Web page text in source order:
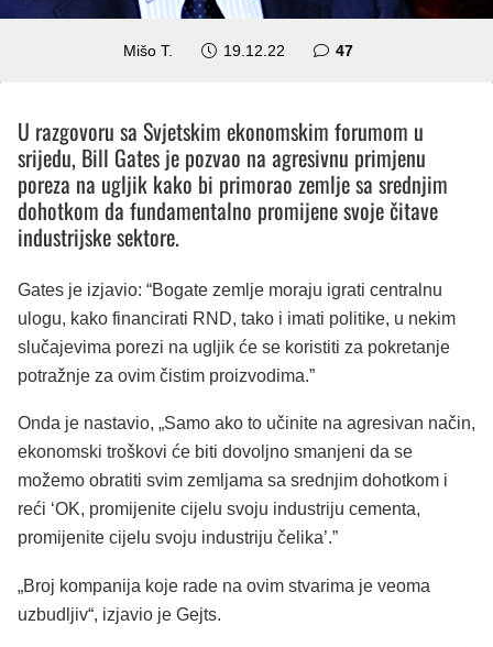
Mišo T. 19.12.22 47komentara
U razgovoru sa Svjetskim ekonomskim forumom u
srijedu, Bill Gates je pozvao na agresivnu primjenu
poreza na ugljik kako bi primorao zemlje sa srednjim
dohotkom da fundamentalno promijene svoje čitave
industrijske sektore.
Gates je izjavio: “Bogate zemlje moraju igrati centralnu
ulogu, kako financirati RND, tako i imati politike, u nekim
slučajevima porezi na ugljik će se koristiti za pokretanje
potražnje za ovim čistim proizvodima.”
Onda je nastavio, „Samo ako to učinite na agresivan način,
ekonomski troškovi će biti dovoljno smanjeni da se
možemo obratiti svim zemljama sa srednjim dohotkom i
reći ‘OK, promijenite cijelu svoju industriju cementa,
promijenite cijelu svoju industriju čelika’.”
„Broj kompanija koje rade na ovim stvarima je veoma
uzbudljiv“, izjavio je Gejts.